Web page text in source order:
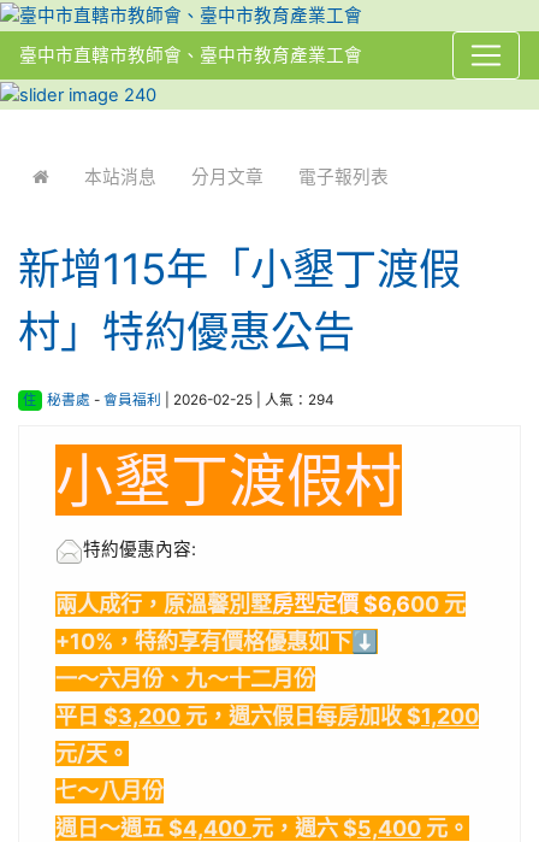
臺中市直轄市教師會、臺中市教育產業工會
本站消息 分月文章 電子報列表
新增115年「小墾丁渡假
村」特約優惠公告
住 秘書處 - 會員福利 | 2026-02-25 | 人氣：294
小墾丁渡假村
特約優惠內容:
兩人成行，原溫馨別墅房型定價 $6,600 元
+10%，特約享有價格優惠如下⬇
一～六月份、九～十二月份
平日 $3,200 元，週六假日每房加收 $1,200
元/天。
七～八月份
週日～週五 $4,400 元，週六 $5,400 元。